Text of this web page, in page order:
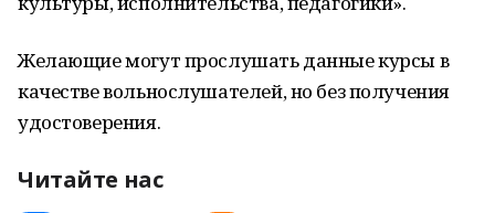
Желающие могут прослушать данные курсы в
качестве вольнослушателей, но без получения
удостоверения.
Читайте нас